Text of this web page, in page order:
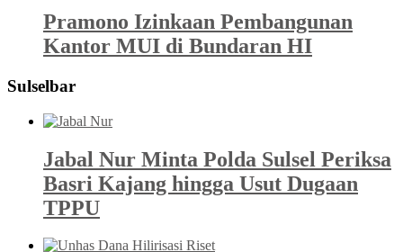
Pramono Izinkaan Pembangunan
Kantor MUI di Bundaran HI
Sulselbar
Jabal Nur Minta Polda Sulsel Periksa
Basri Kajang hingga Usut Dugaan
TPPU